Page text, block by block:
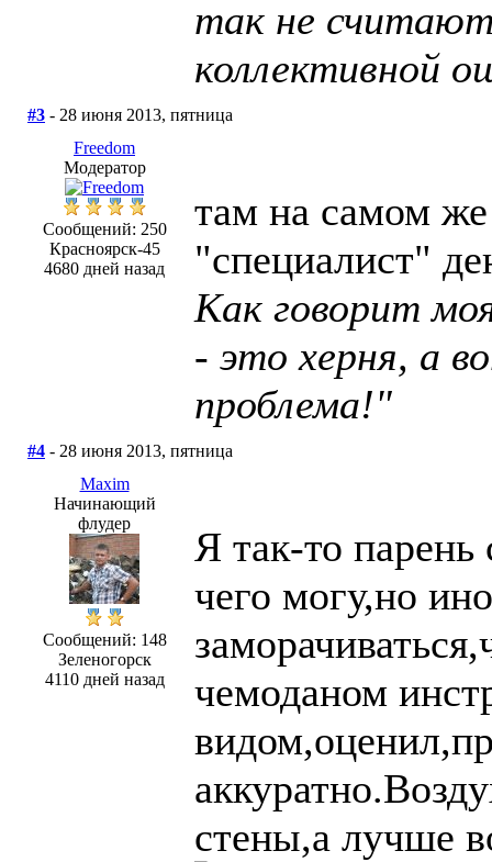
так не
коллективной
#3 - 28 июня 2013, пятница
Freedom
Модератор
Сообщений: 250
Красноярск-45
4680 дней назад
там на самом
"специалист"
Как говорит
- это херня, а
проблема!"
#4 - 28 июня 2013, пятница
Maxim
Начинающий
флудер
Сообщений: 148
Зеленогорск
4110 дней назад
Я так-то
чего могу,но
чемоданом
стены,а лучше